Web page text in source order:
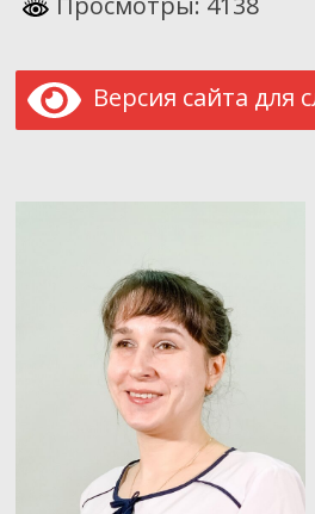
Версия сайта для